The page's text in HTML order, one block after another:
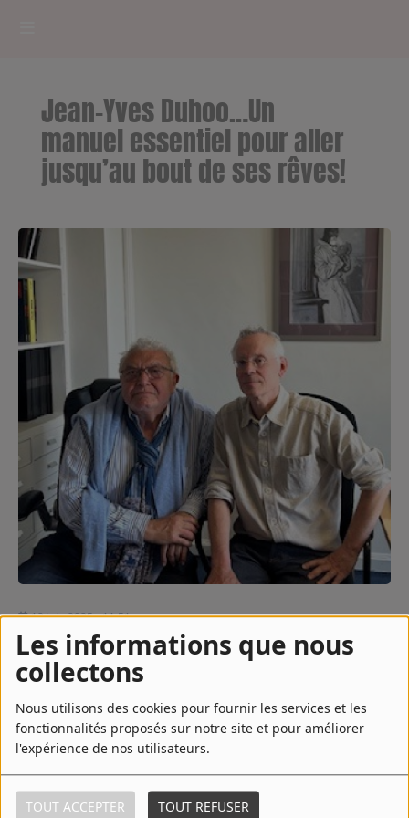
Les informations que nous
collectons
Nous utilisons des cookies pour fournir les services et les
fonctionnalités proposés sur notre site et pour améliorer
l'expérience de nos utilisateurs.
TOUT ACCEPTER TOUT REFUSER
RADIOPLAYER
CK RADIO Line-up
PODCASTS
Cultur'Ciné - Jean Meurice
CONCOURS
Contact
Contact
Régie Publicitaire
Fréquences
Recherche d'un titre
SE CONNECTER
Jean-Yves Duhoo…Un
manuel essentiel pour aller
jusqu’au bout de ses rêves!
12 juin 2025 - 11:51
ÉCOUTER LE PODCAST
Mon premier, Auguste, fut le premier homme à atteindre la
stratosphère. Il côtoya Einstein et Marie Curie et inspira
10.000 mètres.